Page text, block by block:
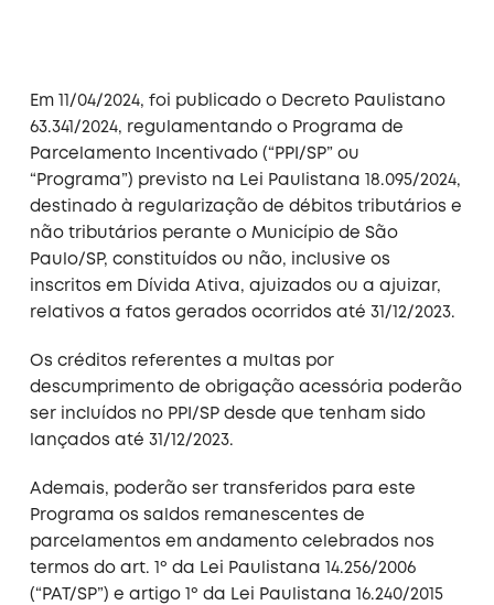
Em 11/04/2024, foi publicado o Decreto Paulistano
63.341/2024, regulamentando o Programa de
Parcelamento Incentivado (“PPI/SP” ou
“Programa”) previsto na Lei Paulistana 18.095/2024,
destinado à regularização de débitos tributários e
não tributários perante o Município de São
Paulo/SP, constituídos ou não, inclusive os
inscritos em Dívida Ativa, ajuizados ou a ajuizar,
relativos a fatos gerados ocorridos até 31/12/2023.
Os créditos referentes a multas por
descumprimento de obrigação acessória poderão
ser incluídos no PPI/SP desde que tenham sido
lançados até 31/12/2023.
Ademais, poderão ser transferidos para este
Programa os saldos remanescentes de
parcelamentos em andamento celebrados nos
termos do art. 1º da Lei Paulistana 14.256/2006
(“PAT/SP”) e artigo 1º da Lei Paulistana 16.240/2015